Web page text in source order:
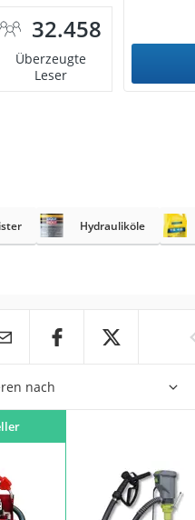
32.458
Überzeugte
Leser
Hydrauliköle
nach